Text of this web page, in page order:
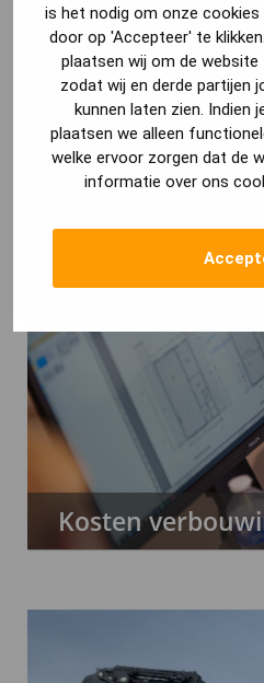
is het nodig om onze
door op 'Accepteer' te
plaatsen wij om de website
zodat wij en derde partijen
kunnen laten zien. Indien
plaatsen we alleen
welke ervoor zorgen dat de
informatie over ons
Kosten
Kosten